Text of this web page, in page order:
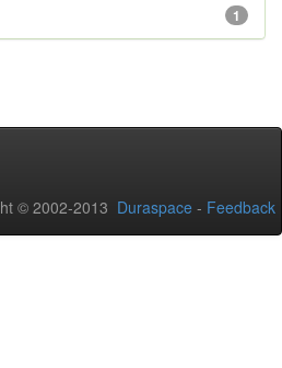
1
© 2002-2013 Duraspace - Feedback